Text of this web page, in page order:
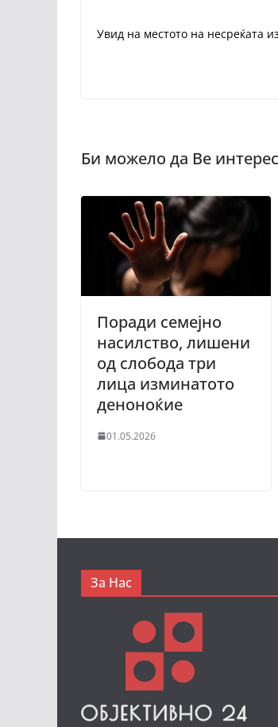
Увид на местото на несреќата
Поради семејно
насилство, лишени
од слобода три
лица изминатото
деноноќие
01.05.2026
За Нас